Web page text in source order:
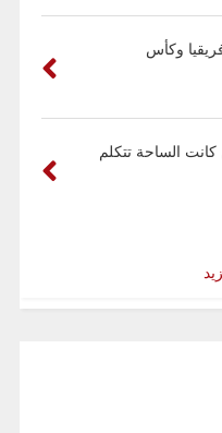
وكأس
سمعها كولان/ 5.. حين كانت الساحة تتكلم